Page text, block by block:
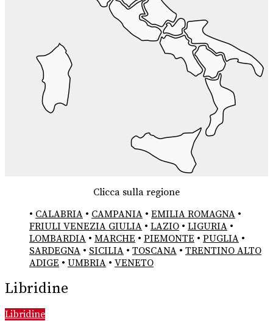
Clicca sulla regione
• CALABRIA • CAMPANIA • EMILIA ROMAGNA •
FRIULI VENEZIA GIULIA • LAZIO • LIGURIA •
LOMBARDIA • MARCHE • PIEMONTE • PUGLIA •
SARDEGNA • SICILIA • TOSCANA • TRENTINO ALTO
ADIGE • UMBRIA • VENETO
Libridine
Libridine